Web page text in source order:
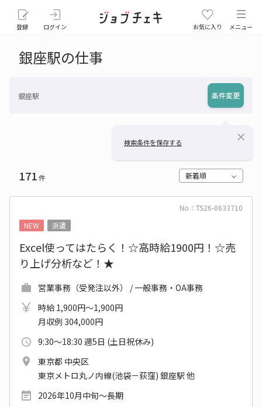
登録 ログイン お気に入り メニュー
銀座駅の仕事
銀座駅 条件変更
検索条件を保存する close
171件 新着順
No：TS26-0633710
NEW
派遣
Excel使ってはたらく！☆高時給1900円！☆売
り上げ分析など！★
営業事務（受発注以外） / 一般事務・OA事務
時給 1,900円～1,900円
月収例 304,000円
9:30～18:30 週5日 (土日祝休み)
東京都 中央区
東京メトロ丸ノ内線(池袋－荻窪) 銀座駅 他
2026年10月中旬～長期